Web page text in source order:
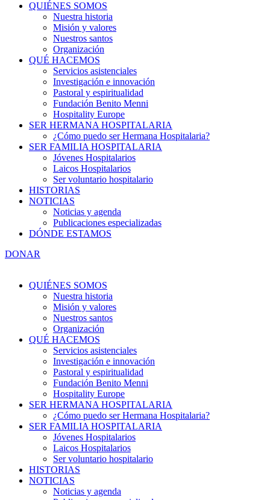
QUIÉNES SOMOS
Nuestra historia
Misión y valores
Nuestros santos
Organización
QUÉ HACEMOS
Servicios asistenciales
Investigación e innovación
Pastoral y espiritualidad
Fundación Benito Menni
Hospitality Europe
SER HERMANA HOSPITALARIA
¿Cómo puedo ser Hermana Hospitalaria?
SER FAMILIA HOSPITALARIA
Jóvenes Hospitalarios
Laicos Hospitalarios
Ser voluntario hospitalario
HISTORIAS
NOTICIAS
Noticias y agenda
Publicaciones especializadas
DÓNDE ESTAMOS
DONAR
QUIÉNES SOMOS
Nuestra historia
Misión y valores
Nuestros santos
Organización
QUÉ HACEMOS
Servicios asistenciales
Investigación e innovación
Pastoral y espiritualidad
Fundación Benito Menni
Hospitality Europe
SER HERMANA HOSPITALARIA
¿Cómo puedo ser Hermana Hospitalaria?
SER FAMILIA HOSPITALARIA
Jóvenes Hospitalarios
Laicos Hospitalarios
Ser voluntario hospitalario
HISTORIAS
NOTICIAS
Noticias y agenda